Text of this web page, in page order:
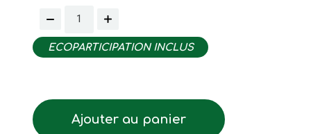
ECOPARTICIPATION INCLUS
Ajouter au panier